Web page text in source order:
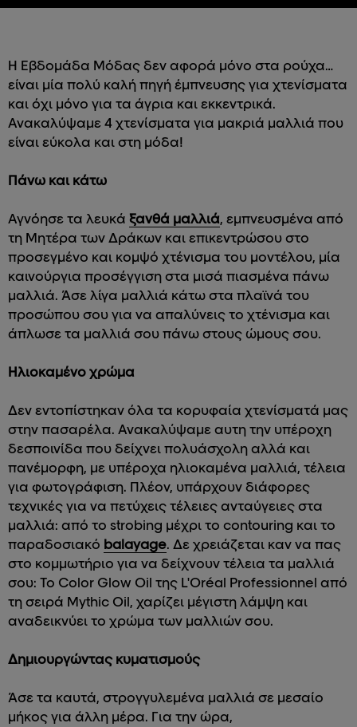
Η Εβδομάδα Μόδας δεν αφορά μόνο στα ρούχα…
είναι μία πολύ καλή πηγή έμπνευσης για χτενίσματα
και όχι μόνο για τα άγρια και εκκεντρικά.
Ανακαλύψαμε 4 χτενίσματα για μακριά μαλλιά που
είναι εύκολα και στη μόδα!
Πάνω και κάτω
Αγνόησε τα λευκά ξανθά μαλλιά, εμπνευσμένα από
τη Μητέρα των Δράκων και επικεντρώσου στο
προσεγμένο και κομψό χτένισμα του μοντέλου, μία
καινούργια προσέγγιση στα μισά πιασμένα πάνω
μαλλιά. Άσε λίγα μαλλιά κάτω στα πλαϊνά του
προσώπου σου για να απαλύνεις το χτένισμα και
άπλωσε τα μαλλιά σου πάνω στους ώμους σου.
Ηλιοκαμένο χρώμα
Δεν εντοπίστηκαν όλα τα κορυφαία χτενίσματά μας
στην πασαρέλα. Ανακαλύψαμε αυτη την υπέροχη
δεσποινίδα που δείχνει πολυάσχολη αλλά και
πανέμορφη, με υπέροχα ηλιοκαμένα μαλλιά, τέλεια
για φωτογράφιση. Πλέον, υπάρχουν διάφορες
τεχνικές για να πετύχεις τέλειες ανταύγειες στα
μαλλιά: από το strobing μέχρι το contouring και το
παραδοσιακό balayage. Δε χρειάζεται καν να πας
στο κομμωτήριο για να δείχνουν τέλεια τα μαλλιά
σου: Το Color Glow Oil της L'Oréal Professionnel από
τη σειρά Mythic Oil, χαρίζει μέγιστη λάμψη και
αναδεικνύει το χρώμα των μαλλιών σου.
Δημιουργώντας κυματισμούς
Άσε τα καυτά, στρογγυλεμένα μαλλιά σε μεσαίο
μήκος για άλλη μέρα. Για την ώρα,